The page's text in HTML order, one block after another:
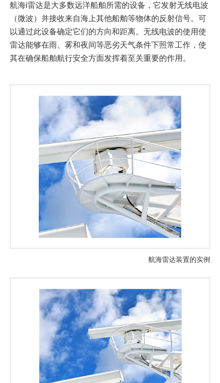
航海i雷达是大多数远洋船舶所需的设备，它发射无线电波
（微波）并接收来自海上其他船舶等物体的反射信号。可
以通过此设备确定它们的方向和距离。无线电波的使用使
雷达能够在雨、雾和夜间等恶劣天气条件下照常工作，使
其在确保船舶航行安全方面发挥着至关重要的作用。
航海雷达装置的实例